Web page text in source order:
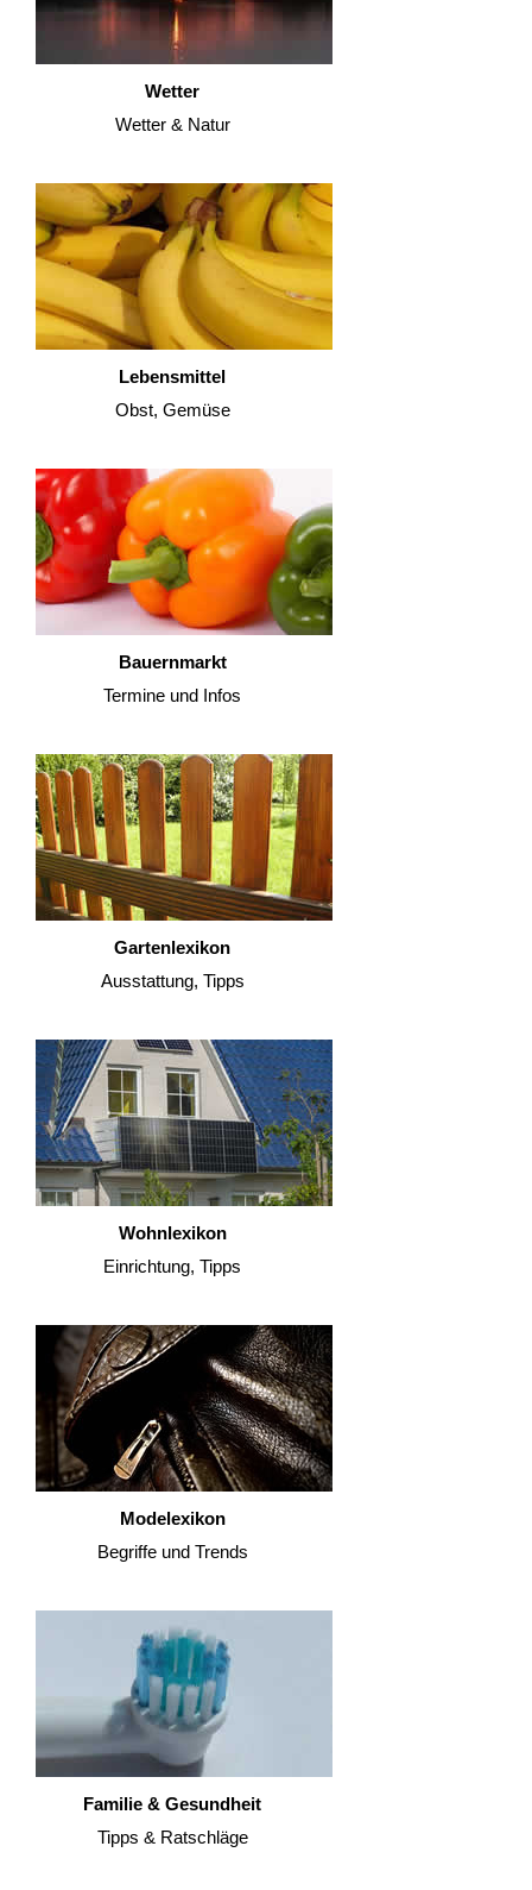
Wetter
Wetter & Natur
Lebensmittel
Obst, Gemüse
Bauernmarkt
Termine und Infos
Gartenlexikon
Ausstattung, Tipps
Wohnlexikon
Einrichtung, Tipps
Modelexikon
Begriffe und Trends
Familie & Gesundheit
Tipps & Ratschläge